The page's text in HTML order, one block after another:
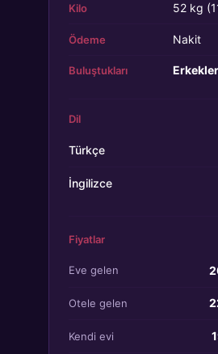
Kilo 52 kg
Ödeme Nakit
Buluştukları
Dil
Türkçe
İngilizce
Fiyatlar
Eve gelen
Otele gelen
Kendi evi